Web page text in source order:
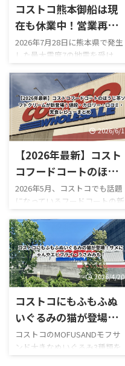
コストコ熊本御船は現
在も休業中！営業再開
はいつ？地震後の店
内・ガスステーション
営業時間まとめ
2026年7月28日に熊本県で発生
した最大震度7の地震を受け、
コストコ熊本御船倉庫店は現
在も臨時休業しています。
「今日コストコ熊本はやって
る？」 「営業再開はいつ？」
「店内はどうなっている？」
「ガソリンだけ入れられ
る？」 「フードコートは使え
る？」 と気になっている人も
多いのではないでしょうか。
点では熊本御船倉庫店の売り
場は営業再開しておらず、再開
日も正式発表されていませ
ん。 一方で、併設するガスス
テーションは7月29日から営業
を再開しており、午前9時～午
後8時で営業し ...
2026/6/1
【2026年最新】コスト
コフードコートのほう
じ茶ソフトクリームが
新登場！値段・カロリ
ー・口コミ・実食レビ
ューまとめ
2026年5月、コストコでも話題
になっているフードコートの新
作スイーツ「ほうじ茶ソフト
クリーム」が登場しました！
ほうじ茶好きにはたまらない
和スイーツで、販売開始直後か
らSNSでも話題になっていま
す。 今回は実際に食べた感想
をもとに、 値段 カロリー予想
味の特徴 ミックスとの違い 口
コミ評判 おすすめ度 まで徹底
ている方はぜひ参考にしてく
ださい。 写真付きのレビュー
2026/4/20
コストコにもふもふぬ
いぐるみの猫が登場！
サメにゃんやエビフラ
イ・うさみみも！
コストコのMOFUSANDモフサ
ンド大きなぬいぐるみ3種類を
徹底解説｜値段・種類・口コ